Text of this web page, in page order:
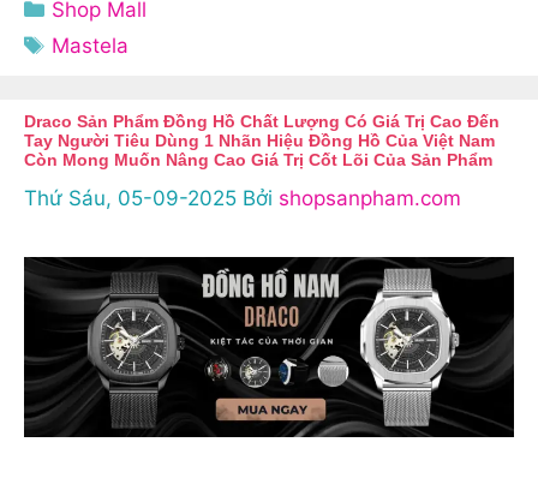
Danh
mục
Shop Mall
Thẻ
Mastela
Draco Sản Phẩm Đồng Hồ Chất Lượng Có Giá Trị Cao Đến
Tay Người Tiêu Dùng 1 Nhãn Hiệu Đồng Hồ Của Việt Nam
Còn Mong Muốn Nâng Cao Giá Trị Cốt Lõi Của Sản Phẩm
Thứ Sáu, 05-09-2025 Bởi shopsanpham.com